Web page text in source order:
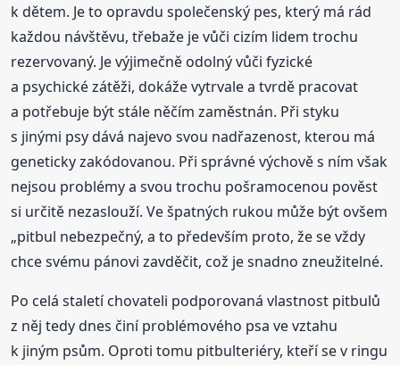
k dětem. Je to opravdu společenský pes, který má rád
každou návštěvu, třebaže je vůči cizím lidem trochu
rezervovaný. Je výjimečně odolný vůči fyzické
a psychické zátěži, dokáže vytrvale a tvrdě pracovat
a potřebuje být stále něčím zaměstnán. Při styku
s jinými psy dává najevo svou nadřazenost, kterou má
geneticky zakódovanou. Při správné výchově s ním však
nejsou problémy a svou trochu pošramocenou pověst
si určitě nezaslouží. Ve špatných rukou může být ovšem
„pitbul nebezpečný, a to především proto, že se vždy
chce svému pánovi zavděčit, což je snadno zneužitelné.
Po celá staletí chovateli podporovaná vlastnost pitbulů
z něj tedy dnes činí problémového psa ve vztahu
k jiným psům. Oproti tomu pitbulteriéry, kteří se v ringu